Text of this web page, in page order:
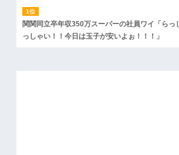
ｗｗｗｗｗｗｗｗｗｗ
【愕然】白のクラウン俺氏、高速道路左
wwwwwwwwwwww
関関同立卒年収350万スーパーの社員ワイ「らっ
っしゃい！！今日は玉子が安いよぉ！！！」